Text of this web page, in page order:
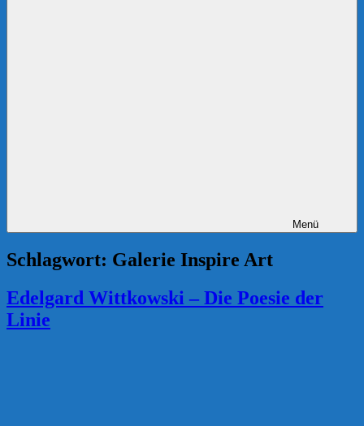
Menü
Schlagwort: Galerie Inspire Art
Edelgard Wittkowski – Die Poesie der
Linie